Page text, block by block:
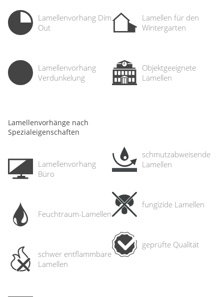
Lamellenvorhang Dim
Out
Lamellenvorhang
Verdunkelung
Lamellen für den
Wintergarten
Objekt­geeignete
Lamellen
Lamellenvorhänge nach
Spezialeigenschaften
Lamellenvorhang
Büro
Feuchtraum-Lamellen
schwer entflammbare
Lamellen
schmutz­abweisende
Lamellen
fungizide Lamellen
geprüfte Qualität